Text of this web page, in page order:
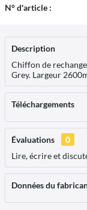
N° d'article :
Description
Chiffon de
Grey. Largeur
Téléchargements
Évaluations
0
Lire, écrire et
Données du